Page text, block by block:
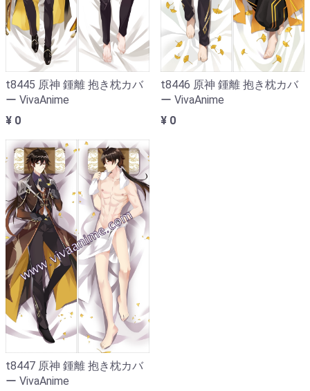
t8445 原神 鍾離 抱き枕カバ
ー VivaAnime
¥ 0
t8446 原神 鍾離 抱き枕カバ
ー VivaAnime
¥ 0
t8447 原神 鍾離 抱き枕カバ
ー VivaAnime